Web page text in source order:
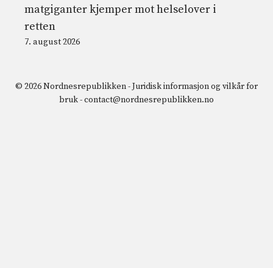
matgiganter kjemper mot helselover i
retten
7. august 2026
© 2026 Nordnesrepublikken -Juridisk informasjon og vilkår for
bruk-contact@nordnesrepublikken.no